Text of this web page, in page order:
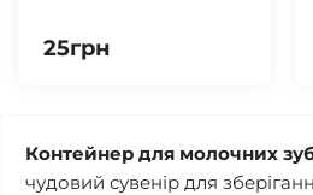
25грн
Контейнер для молочних
чудовий сувенір для